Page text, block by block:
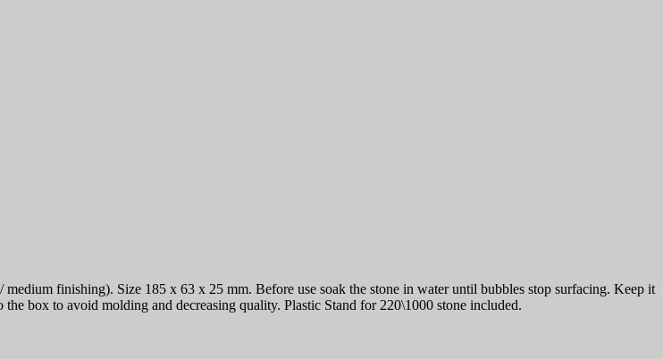
finishing). Size 185 x 63 x 25 mm. Before use soak the stone in water until bubbles stop surfacing. Keep it
box to avoid molding and decreasing quality. Plastic Stand for 220\1000 stone included.